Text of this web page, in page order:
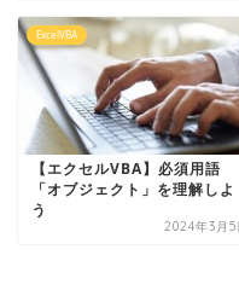
ExcelVBA
【エクセルVBA】必須用語
「オブジェクト」を理解しよ
う
2024年3月5